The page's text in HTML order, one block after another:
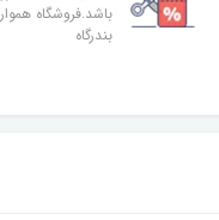
باشد.فروشگاه
بندرگاه